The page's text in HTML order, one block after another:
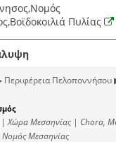
Πυλίας
Πελοποννήσου
Χώρα Μεσσηνίας | Chora,
Μεσσηνίας